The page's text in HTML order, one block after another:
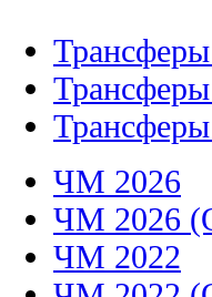
ЧМ 2026
ЧМ 2026
ЧМ 2022